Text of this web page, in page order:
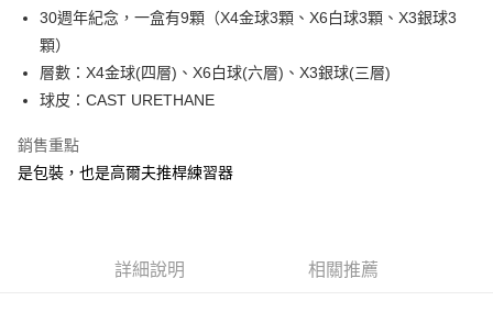
Apple Pay
悠遊付
ATM付款
運送方式
全家取貨付款
30週年紀念，一盒有9顆（X4金球3顆、X6白球3顆、X3銀球3
顆）
層數：X4金球(四層)、X6白球(六層)、X3銀球(三層)
球皮：CAST URETHANE
銷售重點
是包裝，也是高爾夫推桿練習器
詳細說明 相關推薦